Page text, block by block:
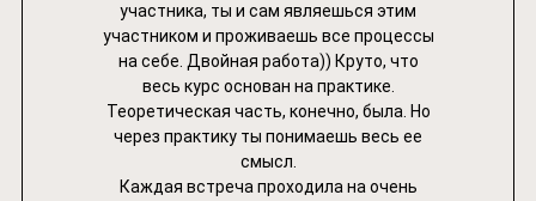
участника, ты и сам являешься этим
участником и проживаешь все процессы
на себе. Двойная работа)) Круто, что
весь курс основан на практике.
Теоретическая часть, конечно, была. Но
через практику ты понимаешь весь ее
смысл.
Каждая встреча проходила на очень